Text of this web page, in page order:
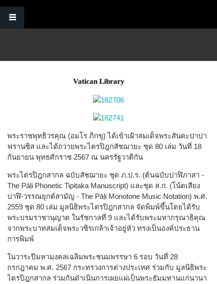
Skip to main content
Vatican Library
พระราชพุทธิวรคุณ (อมโร ภิกขุ) ได้เข้าเฝ้าสมเด็จพระสันตะปาปา
ฟรานซิส และได้ถวายพระไตรปิฎกสัชฌายะ ชุด 80 เล่ม วันที่ 18
กันยายน พุทธศักราช 2567 ณ นครรัฐวาติกัน
พระไตรปิฎกสากล ฉบับสัชฌายะ ชุด ภ.ป.ร. (ต้นฉบับปาฬิภาสา -
The Pāḷi Phonetic Tipiṭaka Manuscript) และชุด ส.ก. (โน้ตเสียง
ปาฬิ-วรรณยุกต์สามัญ - The Pāḷi Monotone Music Notation) พ.ศ.
2559 ชุด 80 เล่ม มูลนิธิพระไตรปิฎกสากล จัดพิมพ์ขึ้นโดยได้รับ
พระบรมราชานุญาต ในรัชกาลที่ 9 และได้รับพระมหากรุณาธิคุณ
จากพระบาทสมเด็จพระวชิรเกล้าเจ้าอยู่หัว ทรงเป็นองค์ประธาน
การพิมพ์
ในวาระปีมหามงคลเฉลิมพระชนมพรรษา 6 รอบ วันที่ 28
กรกฎาคม พ.ศ. 2567 กระทรวงการต่างประเทศ ร่วมกับ มูลนิธิพระ
ไตรปิฎกสากล ร่วมกันดำเนินการเผยแผ่เป็นพระธัมมทานแก่นานา